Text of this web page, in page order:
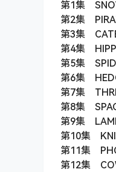
第1集
第2集
第3集
第4集
第5集
第6集
第7集
第8集
第9集
第10集
第11集
第12集